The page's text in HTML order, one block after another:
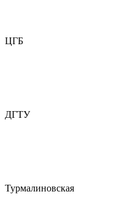
ЦГБ
ДГТУ
Турмалиновская